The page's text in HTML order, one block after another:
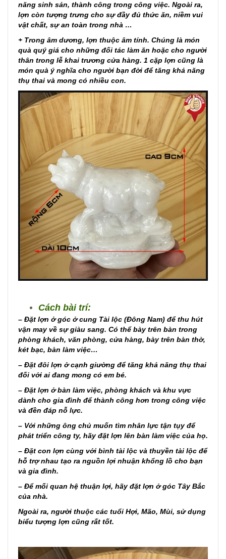
năng sinh sản, thành công trong công việc. Ngoài ra,
lợn còn tượng trưng cho sự đầy đủ thức ăn, niềm vui
vật chất, sự an toàn trong nhà …
+ Trong âm dương, lợn thuộc âm tính. Chúng là món
quà quý giá cho những đối tác làm ăn hoặc cho người
thân trong lễ khai trương cửa hàng. 1 cặp lợn cũng là
món quà ý nghĩa cho người bạn đời để tăng khả năng
thụ thai và mong có nhiều con.
Cách bài trí:
– Đặt lợn ở góc ở cung Tài lộc (Đông Nam) để thu hút
vận may về sự giàu sang. Có thể bày trên bàn trong
phòng khách, văn phòng, cửa hàng, bày trên bàn thờ,
két bạc, bàn làm việc…
– Đặt đôi lợn ở cạnh giường để tăng khả năng thụ thai
đối với ai đang mong có em bé.
– Đặt lợn ở bàn làm việc, phòng khách và khu vực
dành cho gia đình để thành công hơn trong công việc
và đền đáp nỗ lực.
– Với những ông chủ muốn tìm nhân lực tận tụy để
phát triển công ty, hãy đặt lợn lên bàn làm việc của họ.
– Đặt con lợn cùng với bình tài lộc và thuyền tài lộc để
hỗ trợ nhau tạo ra nguồn lợi nhuận khổng lồ cho bạn
và gia đình.
– Để mối quan hệ thuận lợi, hãy đặt lợn ở góc Tây Bắc
của nhà.
Ngoài ra, người thuộc các tuổi Hợi, Mão, Mùi, sử dụng
biểu tượng lợn cũng rất tốt.